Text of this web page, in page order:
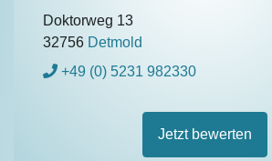
Doktorweg 13
32756 Detmold
+49 (0) 5231 982330
Jetzt bewerten